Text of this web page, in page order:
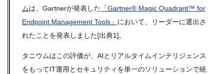
ムは、Gartnerが発表した 「Gartner® Magic Quadrant™ for
Endpoint Management Tools」 において、リーダーに選出さ
れたことを発表しました[出典1]。
タニウムはこの評価が、 AIとリアルタイムインテリジェンス
をもってIT運用とセキュリティを単一のソリューションで統